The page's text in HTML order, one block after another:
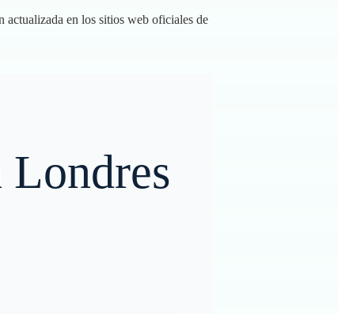
actualizada en los sitios web oficiales de